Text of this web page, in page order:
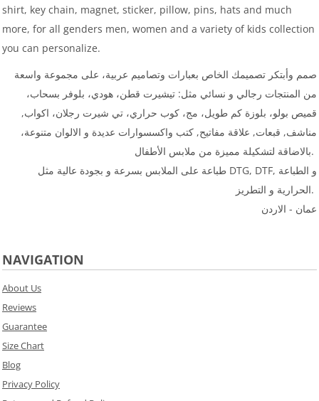
shirt, key chain, magnet, sticker, pillow, pins, hats and much
more, for all genders men, women and a variety of kids collection
you can personalize.
صمم وأبتكر تصميمك الخاص بعبارات وتصاميم عربية، على مجموعة واسعة
من المنتجات رجالي و نسائي مثل: تيشيرت قطن، هودي، بلوفر بسحاب،
قميص بولو، بلوزة كم طويل، مج، كوب حراري، تي شيرت رجلان، اكواب,
مناشف, قبعات, علاقة مفاتيح, كتب واكسسوارات عديدة و الالوان متنوعة،
بالاضاقة لتشكيلة مميزة من ملابس الأطفال.
طباعة على الملابس بسرعة و بجودة عالية مثل DTG, DTF, و الطباعة
الحرارية و التطريز.
عمان - الاردن
NAVIGATION
About Us
Reviews
Guarantee
Size Chart
Blog
Privacy Policy